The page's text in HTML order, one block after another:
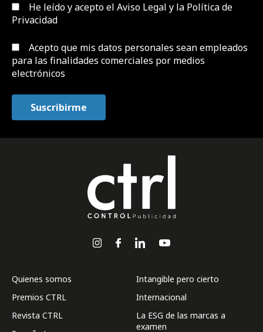
He leído y acepto el Aviso Legal y la Política de
Privacidad
Acepto que mis datos personales sean empleados
para las finalidades comerciales por medios
electrónicos
Quienes somos
Premios CTRL
Revista CTRL
Intangible pero cierto
Internacional
La ESG de las marcas a
examen